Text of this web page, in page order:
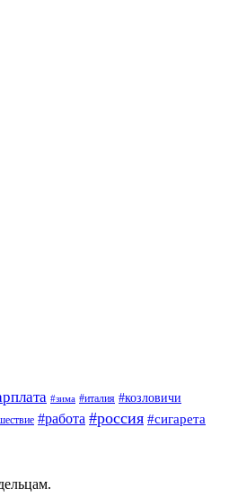
#зима #италия #козловичи
#работа #россия #сигарета